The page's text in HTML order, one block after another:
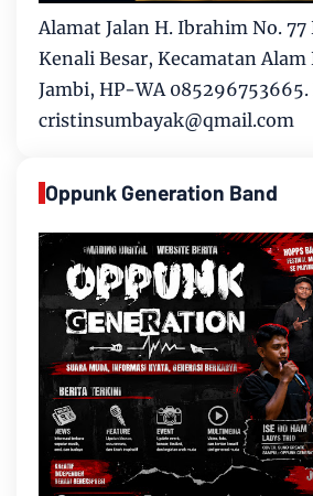
Alamat Jalan H. Ibrahim No. 77
Kenali Besar, Kecamatan Alam
Jambi, HP-WA
cristinsumbayak@qmail.com
Oppunk Generation Band